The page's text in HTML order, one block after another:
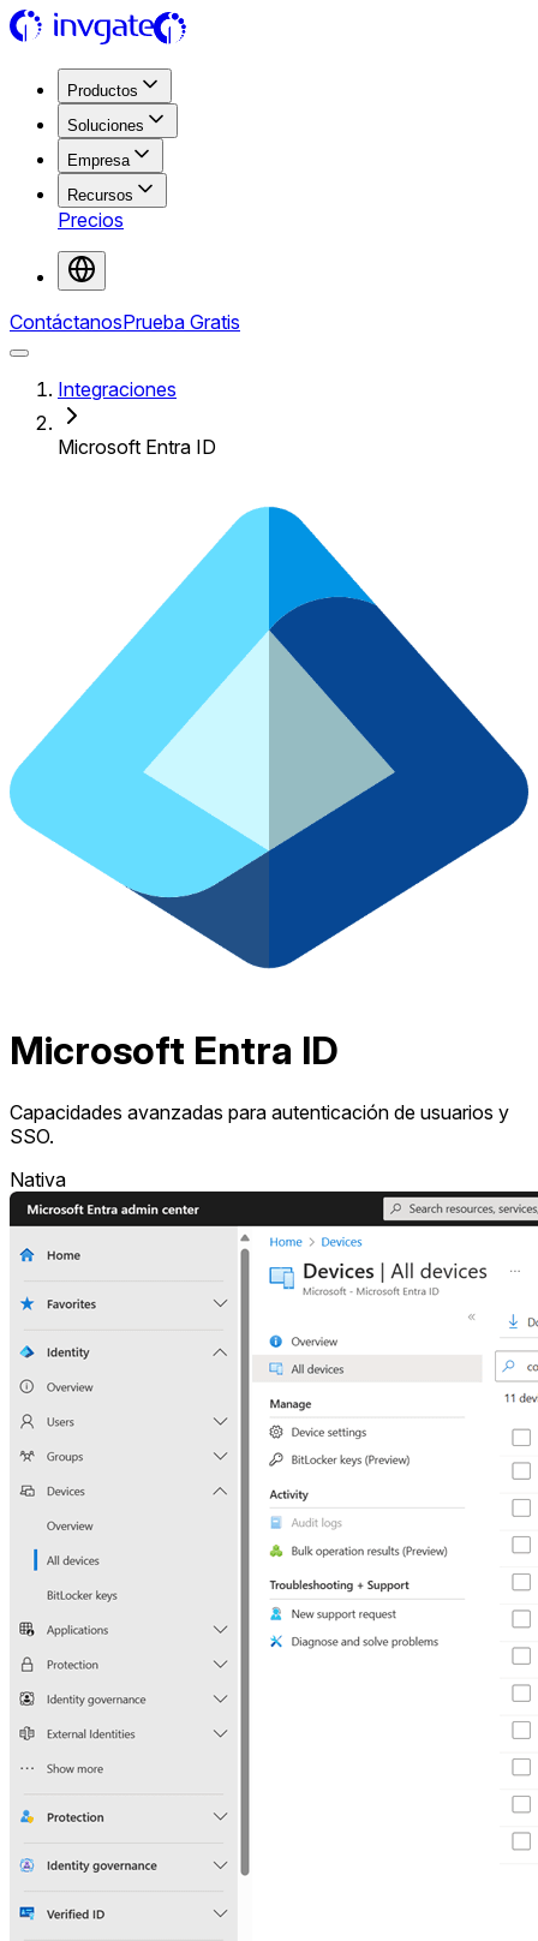
Productos
Soluciones
Empresa
Recursos
Precios
ContáctanosPrueba Gratis
Integraciones
Microsoft Entra ID
Microsoft Entra ID
Capacidades avanzadas para autenticación de usuarios y
SSO.
Nativa